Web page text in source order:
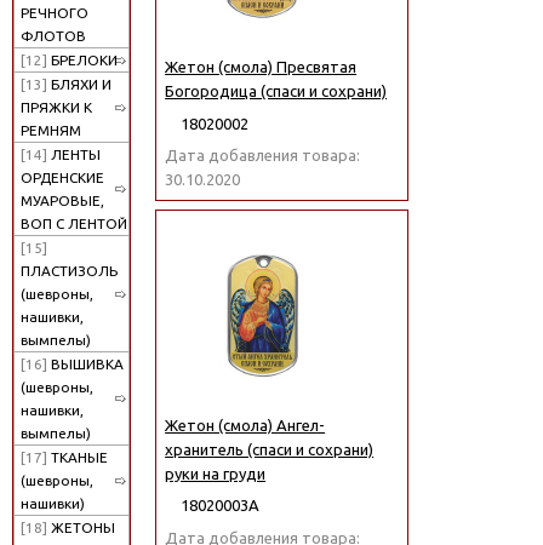
РЕЧНОГО
ФЛОТОВ
[12] БРЕЛОКИ
[13] БЛЯХИ И
ПРЯЖКИ К
РЕМНЯМ
[14] ЛЕНТЫ
ОРДЕНСКИЕ
МУАРОВЫЕ,
ВОП С ЛЕНТОЙ
[15]
ПЛАСТИЗОЛЬ
(шевроны,
нашивки,
вымпелы)
[16] ВЫШИВКА
(шевроны,
нашивки,
вымпелы)
[17] ТКАНЫЕ
(шевроны,
нашивки)
[18] ЖЕТОНЫ
Жетон (смола) Пресвятая
Богородица (спаси и сохрани)
18020002
Дата добавления товара:
30.10.2020
Жетон (смола) Ангел-
хранитель (спаси и сохрани)
руки на груди
18020003А
Дата добавления товара: